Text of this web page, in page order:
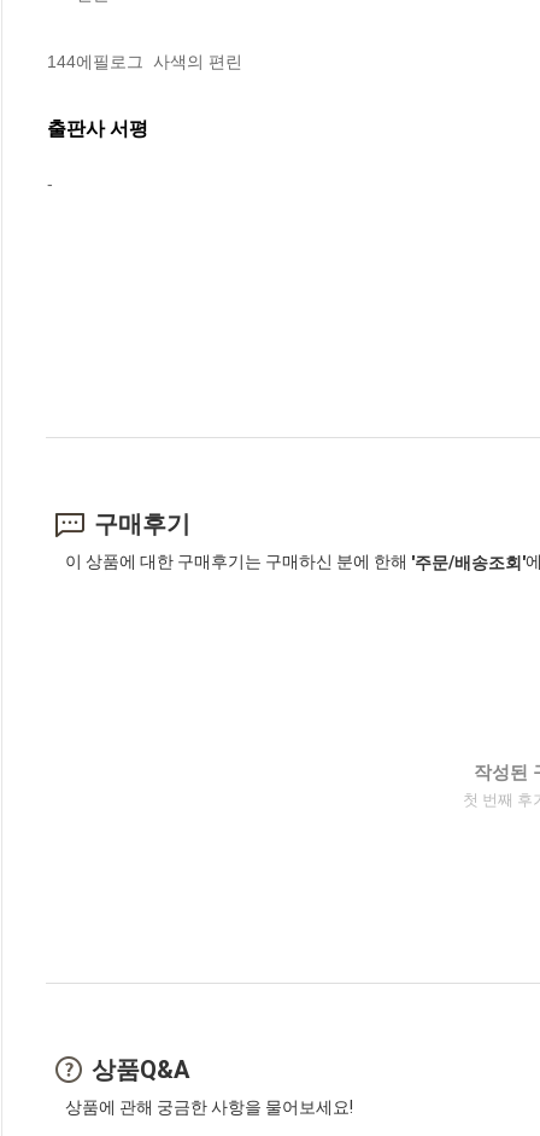
144에필로그  사색의 편린
출판사 서평
-
구매후기
이 상품에 대한 구매후기는 구매하신 분에 한해 '주문/배송조회'
작성된
첫 번째 후
상품Q&A
상품에 관해 궁금한 사항을 물어보세요!